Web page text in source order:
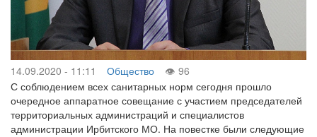
14.09.2020 - 11:11 Общество
96
С соблюдением всех санитарных норм сегодня прошло
очередное аппаратное совещание с участием председателей
территориальных администраций и специалистов
администрации Ирбитского МО. На повестке были следующие